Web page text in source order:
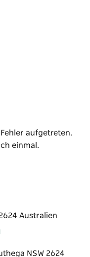
Snowies Alpine
Wanderweg im
sich von
aufgetreten.
einmal.
Australien